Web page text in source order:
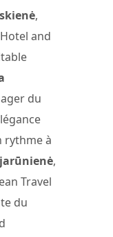
,
and
du
rythme à
,
Travel
du